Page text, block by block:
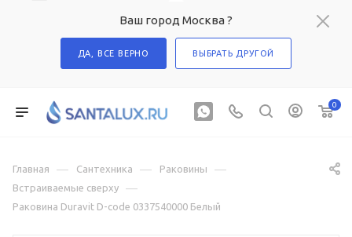
Ваш город Москва ?
ДА, ВСЕ ВЕРНО ВЫБРАТЬ ДРУГОЙ
0
Главная — Сантехника — Раковины —
Встраиваемые сверху —
Раковина Duravit D-code 0337540000 Белый